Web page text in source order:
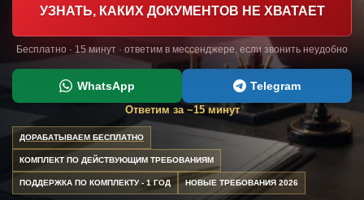
УЗНАТЬ, КАКИХ ДОКУМЕНТОВ НЕ ХВАТАЕТ
Бесплатно · 15 минут · ответим в мессенджере, если звонить неудобно
WhatsApp Telegram
Ответим за ~15 минут
ДОРАБАТЫВАЕМ БЕСПЛАТНО
КОМПЛЕКТ ПО ДЕЙСТВУЮЩИМ ТРЕБОВАНИЯМ
ПОДДЕРЖКА ПО КОМПЛЕКТУ - 1 ГОД НОВЫЕ ТРЕБОВАНИЯ 2026